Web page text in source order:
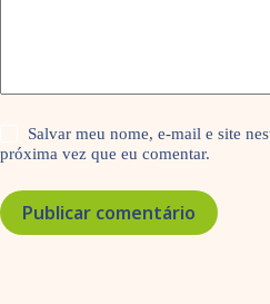
Salvar meu nome, e-mail e site
próxima vez que eu comentar.
Publicar comentário